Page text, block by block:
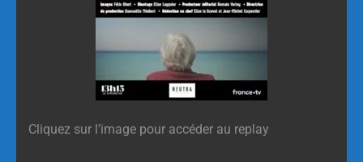
Cliquez sur l’image pour accéder au replay